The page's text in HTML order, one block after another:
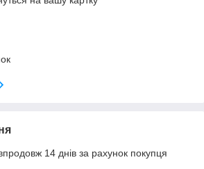
14 днів за рахунок покупця